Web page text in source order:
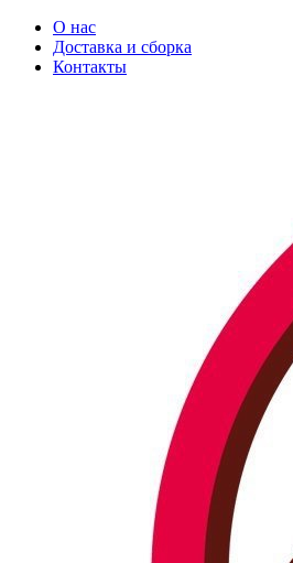
О нас
Доставка и сборка
Контакты